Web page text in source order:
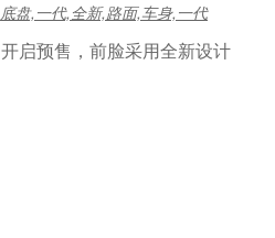
底盘,一代,全新,路面,车身,一代